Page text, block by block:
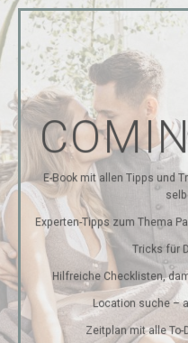
E-Book mit allen Tipps und
Experten-Tipps zum Thema
Tricks für
Hilfreiche Checklisten,
Location suche –
Zeitplan mit alle To-